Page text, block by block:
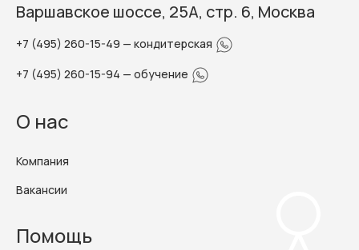
Варшавское шоссе, 25А, стр. 6, Москва
+7 (495) 260-15-49 — кондитерская
+7 (495) 260-15-94 — обучение
О нас
Компания
Вакансии
Помощь